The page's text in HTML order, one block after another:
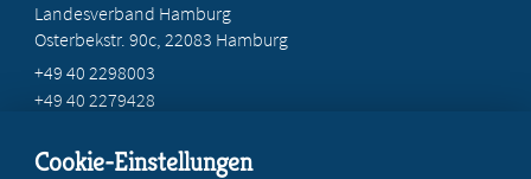
Landesverband Hamburg
Osterbekstr. 90c, 22083 Hamburg
+49 40 2298003
+49 40 2279428
Cookie-Einstellungen